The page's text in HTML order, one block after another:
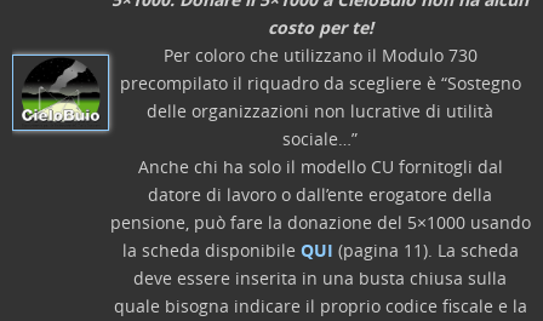
costo per te!
Per coloro che utilizzano il Modulo 730
precompilato il riquadro da scegliere è “Sostegno
delle organizzazioni non lucrative di utilità
sociale…”
Anche chi ha solo il modello CU fornitogli dal
datore di lavoro o dall’ente erogatore della
pensione, può fare la donazione del 5×1000 usando
la scheda disponibile QUI (pagina 11). La scheda
deve essere inserita in una busta chiusa sulla
quale bisogna indicare il proprio codice fiscale e la